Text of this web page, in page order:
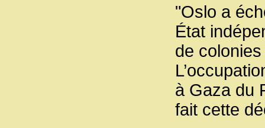
"Oslo a
État
de
à Gaza du
fait cette